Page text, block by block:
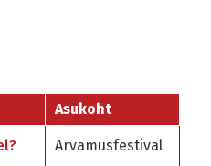
Asukoht
Arvamusfestival